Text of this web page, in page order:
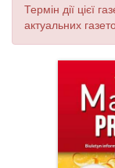
Термін дії цієї
актуальних